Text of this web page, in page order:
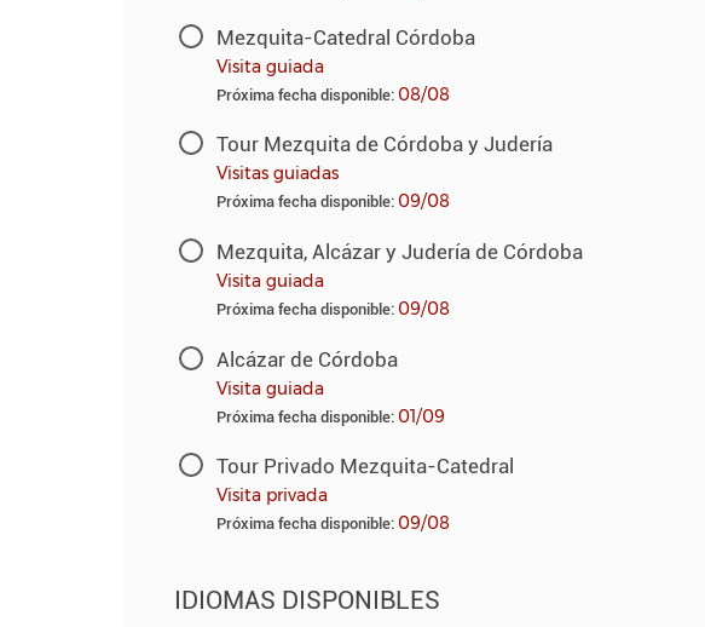
Mezquita-Catedral Córdoba
Visita guiada
Próxima fecha disponible: 08/08
Tour Mezquita de Córdoba y Judería
Visitas guiadas
Próxima fecha disponible: 09/08
Mezquita, Alcázar y Judería de Córdoba
Visita guiada
Próxima fecha disponible: 09/08
Alcázar de Córdoba
Visita guiada
Próxima fecha disponible: 01/09
Tour Privado Mezquita-Catedral
Visita privada
Próxima fecha disponible: 09/08
IDIOMAS DISPONIBLES